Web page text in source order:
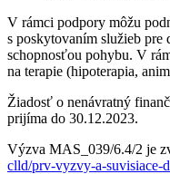
V rámci podpory môžu
s poskytovaním služieb pre
schopnosťou pohybu. V
na terapie (hipoterapia,
Žiadosť o nenávratný
prijíma do 30.12.2023.
Výzva MAS_039/6.4/2 je
clld/prv-vyzvy-a-suvisiace-